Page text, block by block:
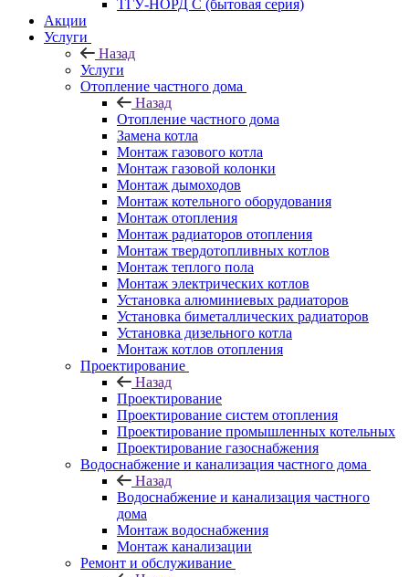
ТГУ-НОРД С (бытовая серия)
Акции
Услуги
Назад
Услуги
Отопление частного дома
Назад
Отопление частного дома
Замена котла
Монтаж газового котла
Монтаж газовой колонки
Монтаж дымоходов
Монтаж котельного оборудования
Монтаж отопления
Монтаж радиаторов отопления
Монтаж твердотопливных котлов
Монтаж теплого пола
Монтаж электрических котлов
Установка алюминиевых радиаторов
Установка биметаллических радиаторов
Установка дизельного котла
Монтаж котлов отопления
Проектирование
Назад
Проектирование
Проектирование систем отопления
Проектирование промышленных котельных
Проектирование газоснабжения
Водоснабжение и канализация частного дома
Назад
Водоснабжение и канализация частного
дома
Монтаж водоснабжения
Монтаж канализации
Ремонт и обслуживание